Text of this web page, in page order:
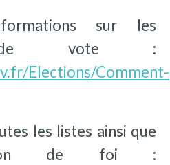
sur les
de vote :
Elections/Comment-
les listes ainsi que
de foi :